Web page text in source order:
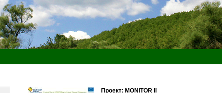
Проект: MONITOR II